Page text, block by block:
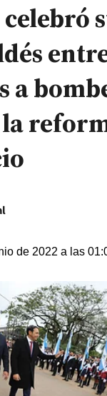
a
de 2022 a las